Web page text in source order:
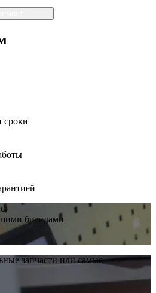
сроки
брендами
запчасти или самые